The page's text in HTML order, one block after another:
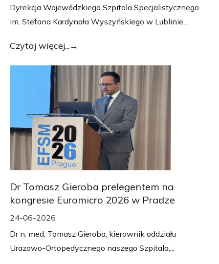
Dyrekcja Wojewódzkiego Szpitala Specjalistycznego
im. Stefana Kardynała Wyszyńskiego w Lublinie...
Czytaj więcej...
Dr Tomasz Gieroba prelegentem na
kongresie Euromicro 2026 w Pradze
24-06-2026
Dr n. med. Tomasz Gieroba, kierownik oddziału
Urazowo-Ortopedycznego naszego Szpitala,...